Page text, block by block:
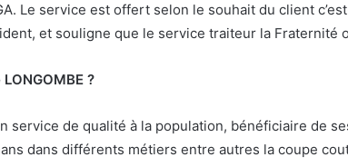
Le service est offert selon le souhait du client
et souligne que le service traiteur la Fraternité
?
service de qualité à la population, bénéficiaire de
dans différents métiers entre autres la coupe